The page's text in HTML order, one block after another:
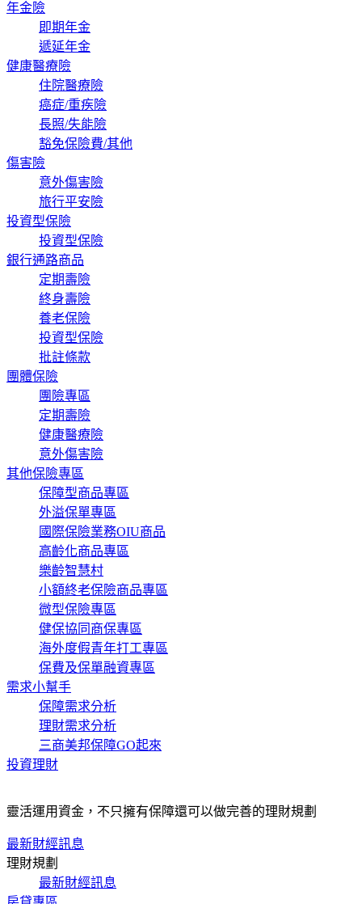
年金險
即期年金
遞延年金
健康醫療險
住院醫療險
癌症/重疾險
長照/失能險
豁免保險費/其他
傷害險
意外傷害險
旅行平安險
投資型保險
投資型保險
銀行通路商品
定期壽險
終身壽險
養老保險
投資型保險
批註條款
團體保險
團險專區
定期壽險
健康醫療險
意外傷害險
其他保險專區
保障型商品專區
外溢保單專區
國際保險業務OIU商品
高齡化商品專區
樂齡智慧村
小額終老保險商品專區
微型保險專區
健保協同商保專區
海外度假青年打工專區
保費及保單融資專區
需求小幫手
保障需求分析
理財需求分析
三商美邦保障GO起來
投資理財
靈活運用資金，不只擁有保障還可以做完善的理財規劃
最新財經訊息
理財規劃
最新財經訊息